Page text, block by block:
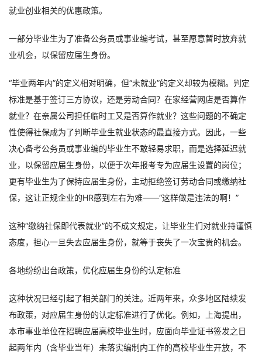
就业创业相关的优惠政策。
一部分毕业生为了准备公务员或事业编考试，甚至愿意暂时放弃就
业机会，以保留应届生身份。
“毕业两年内”的定义相对明确，但“未就业”的定义却较为模糊。判定
标准是基于签订三方协议，还是劳动合同？在家经营网店是否算作
就业？在亲属公司担任临时工又是否算作就业？这些问题的不确定
性使得社保成为了判断毕业生就业状态的最直接方式。因此，一些
决心备考公务员或事业编的毕业生不敢轻易求职，而是选择延迟就
业，以保留应届生身份，以便于次年报考专为应届生设置的岗位；
更有毕业生为了保持应届生身份，主动拒绝签订劳动合同或缴纳社
保，这让正规企业的HR感到左右为难——“这样做是违法的啊！”
这种“缴纳社保即代表就业”的不成文规定，让毕业生们对就业持谨慎
态度，担心一旦失去应届生身份，就等于丧失了一次宝贵的机会。
各地纷纷出台政策，优化应届生身份的认定标准
这种状况已经引起了相关部门的关注。近两年来，众多地区陆续发
布政策，对应届生身份的认定标准进行了优化。例如，上海提出，
本市事业单位在招聘应届高校毕业生时，应面向毕业证书签发之日
起两年内（含毕业当年）未落实编制内工作的高校毕业生开放，不